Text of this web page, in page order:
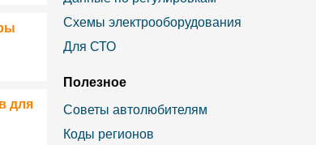
для
Схемы электрооборудования
Для СТО
Полезное
Советы автолюбителям
Коды регионов